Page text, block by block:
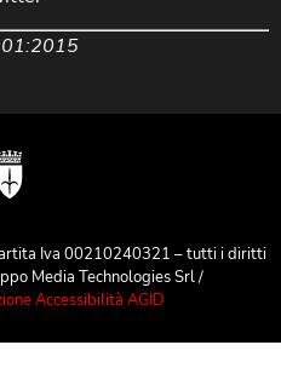
Iva 00210240321 – tutti i diritti
Media Technologies Srl /
Accessibilità AGID